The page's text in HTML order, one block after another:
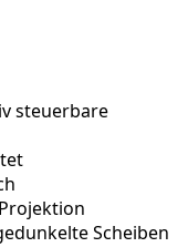
steuerbare
Scheiben